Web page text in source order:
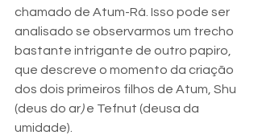
chamado de Atum-Rá. Isso pode ser
analisado se observarmos um trecho
bastante intrigante de outro papiro,
que descreve o momento da criação
dos dois primeiros filhos de Atum, Shu
(deus do ar) e Tefnut (deusa da
umidade).